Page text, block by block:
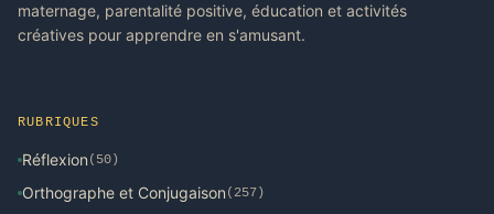
maternage, parentalité positive, éducation et activités
créatives pour apprendre en s'amusant.
RUBRIQUES
Réflexion (50)
Orthographe et Conjugaison (257)